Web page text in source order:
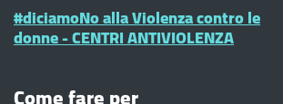
#diciamoNo alla Violenza contro le
donne - CENTRI ANTIVIOLENZA